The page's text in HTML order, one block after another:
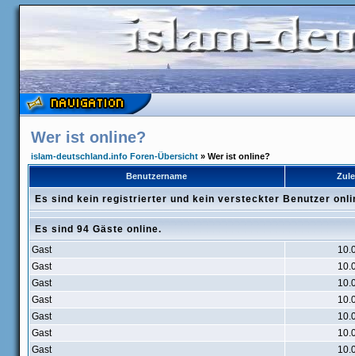
Wer ist online?
islam-deutschland.info Foren-Übersicht » Wer ist online?
Benutzername
Es sind kein registrierter und kein versteckter Benutzer
Es sind 94 Gäste online.
Gast
Gast
Gast
Gast
Gast
Gast
Gast